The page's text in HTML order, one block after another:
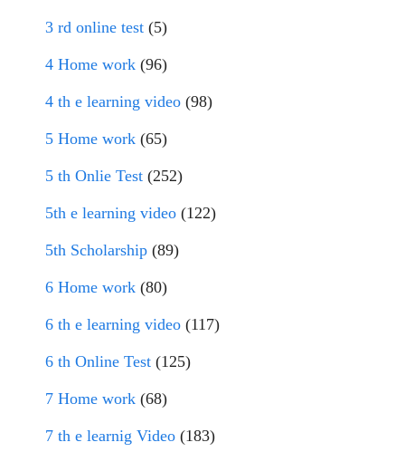
3 rd online test (5)
4 Home work (96)
4 th e learning video (98)
5 Home work (65)
5 th Onlie Test (252)
5th e learning video (122)
5th Scholarship (89)
6 Home work (80)
6 th e learning video (117)
6 th Online Test (125)
7 Home work (68)
7 th e learnig Video (183)